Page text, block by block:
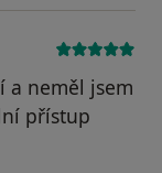
a neměl jsem
přístup